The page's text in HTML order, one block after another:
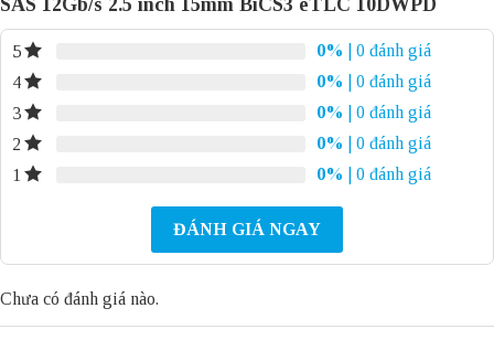
5 0%
| 0 đánh giá
4
0%
| 0 đánh giá
3
0%
| 0 đánh giá
2
0%
| 0 đánh giá
1
0% | 0 đánh giá
ĐÁNH GIÁ NGAY
Chưa có đánh giá nào.